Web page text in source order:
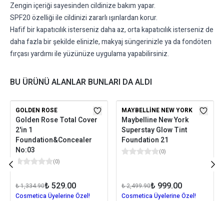
Zengin içeriği sayesinden cildinize bakım yapar.
SPF20 özelliği ile cildinizi zararlı ışınlardan korur.
Hafif bir kapatıcılık isterseniz daha az, orta kapatıcılık isterseniz de
daha fazla bir şekilde elinizle, makyaj süngerinizle ya da fondöten
fırçası yardımı ile yüzünüze uygulama yapabilirsiniz.
BU ÜRÜNÜ ALANLAR BUNLARI DA ALDI
GOLDEN ROSE
Golden Rose Total Cover
2'in 1
Foundation&Concealer
No:03
(0)
₺ 1,334.90₺ 529.00
Cosmetica Üyelerine Özel!
MAYBELLINE NEW YORK
Maybelline New York
Superstay Glow Tint
Foundation 21
(0)
₺ 2,499.90₺ 999.00
Cosmetica Üyelerine Özel!